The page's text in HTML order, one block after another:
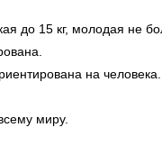
до 15 кг, молодая не
на человека.
миру.